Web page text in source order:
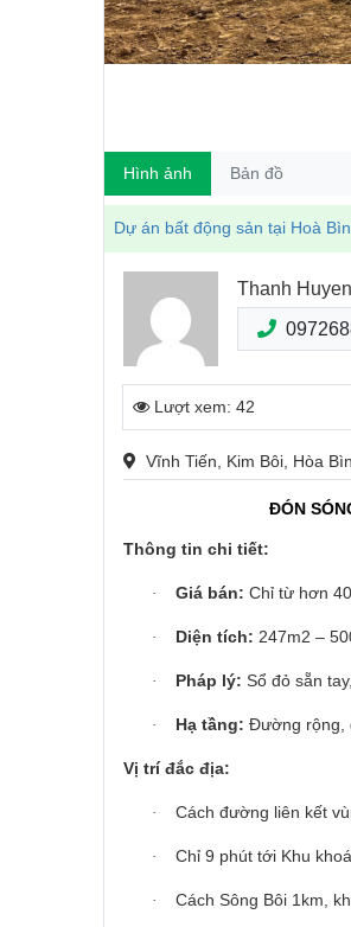
Hình ảnh Bản đồ
Dự án bất động sản tại Hoà
Thanh Huyen
Lượt xem: 42
Vĩnh Tiến, Kim Bôi, Hòa
ĐÓN
Thông tin chi tiết:
· Giá bán: Chỉ từ hơn
· Diện tích: 247m2 –
· Pháp lý: Sổ đỏ sẵn
· Hạ tầng: Đường rộng,
Vị trí đắc địa:
· Cách đường liên kết
· Chỉ 9 phút tới Khu
· Cách Sông Bôi 1km,